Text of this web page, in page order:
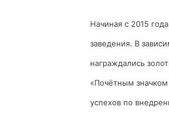
Начиная с 2015
заведения. В
награждались
«Почётным
успехов по